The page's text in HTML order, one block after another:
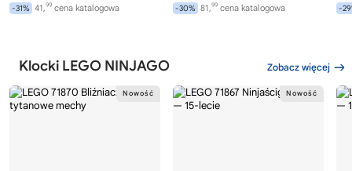
-31% 41,99 cena katalogowa -30% 81,99 cena katalogowa
-
Klocki LEGO NINJAGO Zobacz więcej